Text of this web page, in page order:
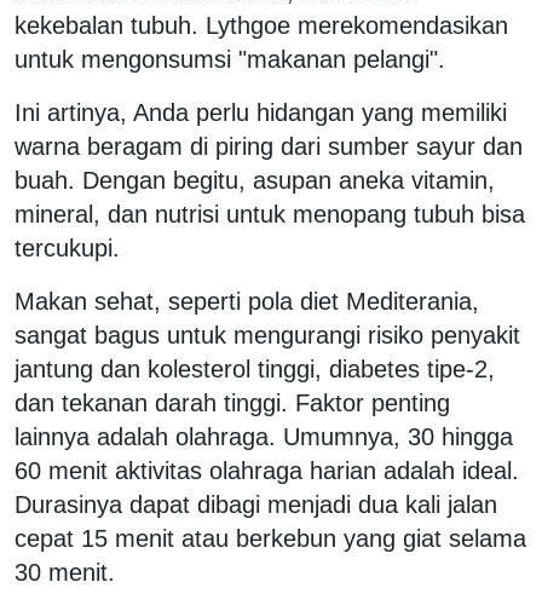
kekebalan tubuh. Lythgoe merekomendasikan
untuk mengonsumsi "makanan pelangi".
Ini artinya, Anda perlu hidangan yang memiliki
warna beragam di piring dari sumber sayur dan
buah. Dengan begitu, asupan aneka vitamin,
mineral, dan nutrisi untuk menopang tubuh bisa
tercukupi.
Makan sehat, seperti pola diet Mediterania,
sangat bagus untuk mengurangi risiko penyakit
jantung dan kolesterol tinggi, diabetes tipe-2,
dan tekanan darah tinggi. Faktor penting
lainnya adalah olahraga. Umumnya, 30 hingga
60 menit aktivitas olahraga harian adalah ideal.
Durasinya dapat dibagi menjadi dua kali jalan
cepat 15 menit atau berkebun yang giat selama
30 menit.